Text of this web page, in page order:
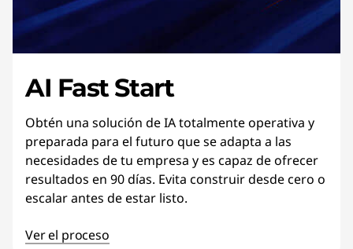
AI Fast Start
Obtén una solución de IA totalmente operativa y
preparada para el futuro que se adapta a las
necesidades de tu empresa y es capaz de ofrecer
resultados en 90 días. Evita construir desde cero o
escalar antes de estar listo.
Ver el proceso